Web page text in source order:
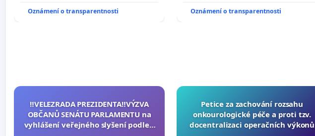
Oznámení o transparentnosti
Oznámení o transparentnosti
‼️VELEZRADA PREZIDENTA‼️VÝZVA
OBČANŮ SENÁTU PARLAMENTU na
vyhlášení veřejného slyšení podle §
Petice za zachování rozsahu
onkourologické péče a proti tzv.
docentralizaci operačních výkonů